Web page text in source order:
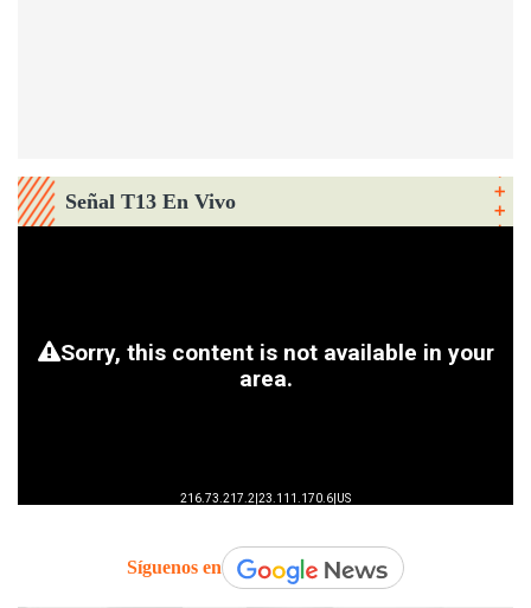
Señal T13 En Vivo
Síguenos en